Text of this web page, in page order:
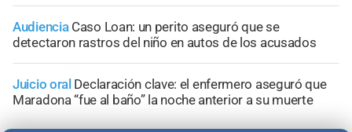
Audiencia Caso Loan: un perito aseguró que se
detectaron rastros del niño en autos de los acusados
Juicio oral Declaración clave: el enfermero aseguró que
Maradona “fue al baño” la noche anterior a su muerte